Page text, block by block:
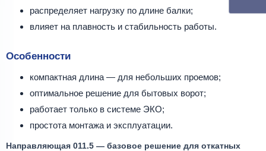
распределяет нагрузку по длине балки;
влияет на плавность и стабильность работы.
Особенности
компактная длина — для небольших проемов;
оптимальное решение для бытовых ворот;
работает только в системе ЭКО;
простота монтажа и эксплуатации.
Направляющая 011.5 — базовое решение для откатных